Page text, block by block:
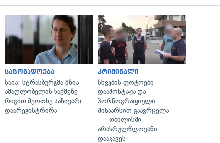
საზოგადოება
საია: სტრასბურგმა მზია
ამაღლობელის საქმეზე
რიგით მეოთხე საჩივარი
დაარეგისტრირა
კრიმინალი
სხვების ფოტოები
დაამონტაჟა და
პორნოგრაფიული
შინაარსით გაავრცელა
— თბილისში
არასრულწლოვანი
დააკავეს